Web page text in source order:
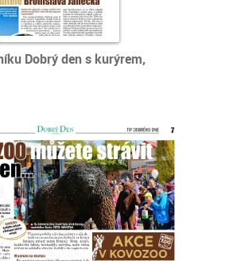
Dobrý den s kurýrem,